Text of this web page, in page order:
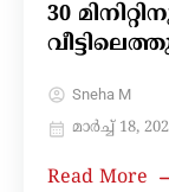
30
Sneha M
മാർച്ച്‌ 18,
Read More